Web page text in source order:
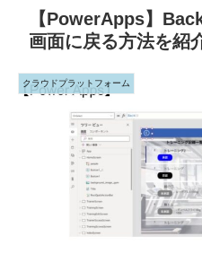
【PowerApps】
画面に戻る方法を紹
クラウドプラットフォーム